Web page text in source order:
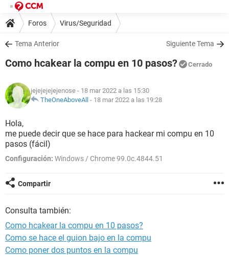
Foros Virus/Seguridad
Tema Anterior Siguiente Tema
Como hcakear la compu en 10 pasos? Cerrado
jejejejejejenose - 18 mar 2022 a las 15:30
TheOneAboveAll - 18 mar 2022 a las 19:28
Hola,
me puede decir que se hace para hackear mi compu en 10
pasos (fácil)
Configuración: Windows / Chrome 99.0c.4844.51
Compartir
Consulta también:
Como hcakear la compu en 10 pasos?
Como se hace el guion bajo en la compu
Como poner dos puntos en la compu